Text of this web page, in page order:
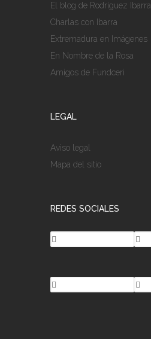
El blog de Rodríguez Ibarra
Charlas con Ibarra
Extremadura en Imágenes
En Nombre de la Rosa
Amigos de Fundceri
LEGAL
Aviso legal
Mapa del sitio
REDES SOCIALES